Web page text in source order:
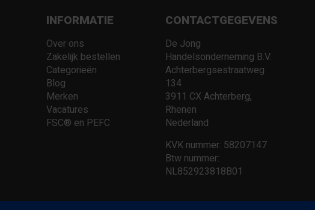
INFORMATIE
Over ons
Zakelijk bestellen
Categorieën
Blog
Merken
Vacatures
FSC® en PEFC
CONTACTGEGEVENS
De Jong
Handelsonderneming B.V.
Achterbergsestraatweg
134
3911 CX Achterberg,
Rhenen
Nederland
KVK nummer: 58207147
Btw nummer:
NL852923818B01